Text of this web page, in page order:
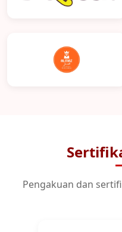
Pengakuan dan